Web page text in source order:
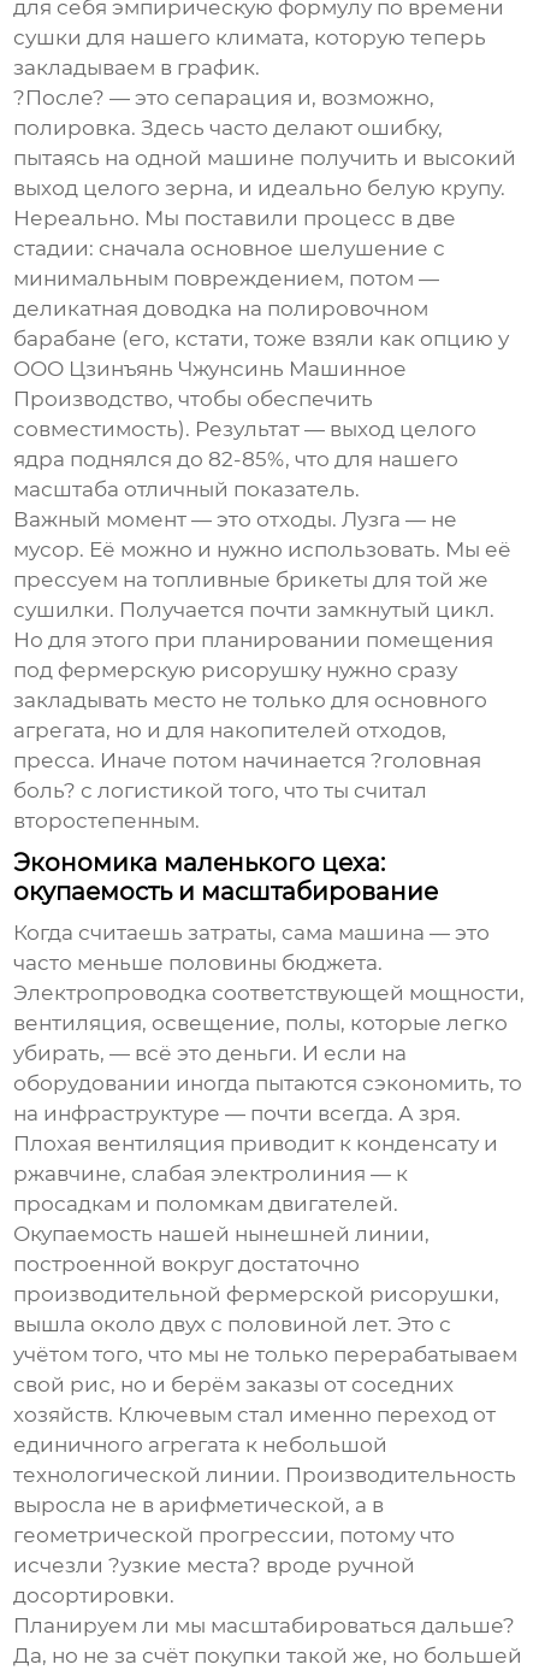
для себя эмпирическую формулу по времени
сушки для нашего климата, которую теперь
закладываем в график.
?После? — это сепарация и, возможно,
полировка. Здесь часто делают ошибку,
пытаясь на одной машине получить и высокий
выход целого зерна, и идеально белую крупу.
Нереально. Мы поставили процесс в две
стадии: сначала основное шелушение с
минимальным повреждением, потом —
деликатная доводка на полировочном
барабане (его, кстати, тоже взяли как опцию у
ООО Цзинъянь Чжунсинь Машинное
Производство, чтобы обеспечить
совместимость). Результат — выход целого
ядра поднялся до 82-85%, что для нашего
масштаба отличный показатель.
Важный момент — это отходы. Лузга — не
мусор. Её можно и нужно использовать. Мы её
прессуем на топливные брикеты для той же
сушилки. Получается почти замкнутый цикл.
Но для этого при планировании помещения
под фермерскую рисорушку нужно сразу
закладывать место не только для основного
агрегата, но и для накопителей отходов,
пресса. Иначе потом начинается ?головная
боль? с логистикой того, что ты считал
второстепенным.
Экономика маленького цеха:
окупаемость и масштабирование
Когда считаешь затраты, сама машина — это
часто меньше половины бюджета.
Электропроводка соответствующей мощности,
вентиляция, освещение, полы, которые легко
убирать, — всё это деньги. И если на
оборудовании иногда пытаются сэкономить, то
на инфраструктуре — почти всегда. А зря.
Плохая вентиляция приводит к конденсату и
ржавчине, слабая электролиния — к
просадкам и поломкам двигателей.
Окупаемость нашей нынешней линии,
построенной вокруг достаточно
производительной фермерской рисорушки,
вышла около двух с половиной лет. Это с
учётом того, что мы не только перерабатываем
свой рис, но и берём заказы от соседних
хозяйств. Ключевым стал именно переход от
единичного агрегата к небольшой
технологической линии. Производительность
выросла не в арифметической, а в
геометрической прогрессии, потому что
исчезли ?узкие места? вроде ручной
досортировки.
Планируем ли мы масштабироваться дальше?
Да, но не за счёт покупки такой же, но большей